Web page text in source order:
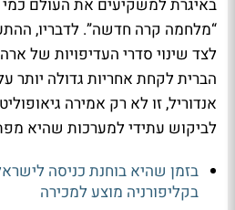
באיגרת למשקיעים את העולם
“מלחמה קרה חדשה”. לדבריו,
לצד שינוי סדרי העדיפויות של
הברית לקחת אחריות גדולה יותר
אנדוריל, זו לא רק אמירה
לביקוש עתידי למערכות שהיא
בזמן שהיא בוחנת כניסה
בקליפורניה מוצע למכירה